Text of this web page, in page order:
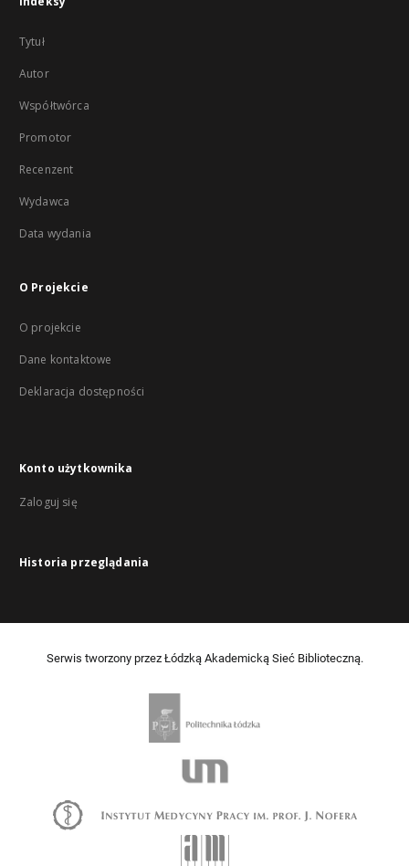
Tytuł
Autor
Współtwórca
Promotor
Recenzent
Wydawca
Data wydania
O Projekcie
O projekcie
Dane kontaktowe
Deklaracja dostępności
Konto użytkownika
Zaloguj się
Historia przeglądania
Serwis tworzony przez Łódzką Akademicką Sieć Biblioteczną.